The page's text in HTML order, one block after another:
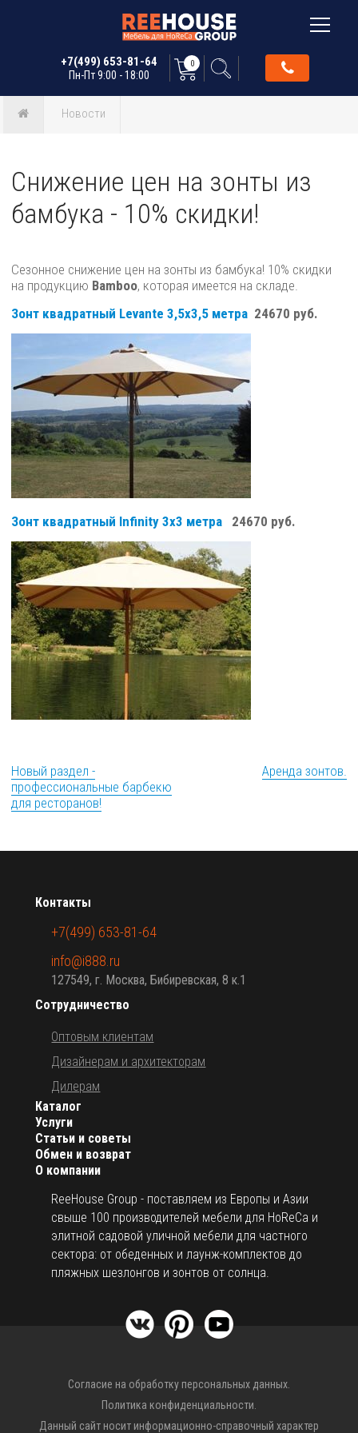
+7(499) 653-81-64
Пн-Пт 9:00 - 18:00
0
Новости
Снижение цен на зонты из
бамбука - 10% скидки!
Сезонное снижение цен на зонты из бамбука! 10% скидки
на продукцию Bamboo, которая имеется на складе.
Зонт квадратный Levante 3,5х3,5 метра 24670 руб.
Зонт квадратный Infinity 3х3 метра 24670 руб.
Новый раздел -
профессиональные барбекю
для ресторанов!
Аренда зонтов.
О компании
ReeHouse Group - поставляем из Европы и Азии
свыше 100 производителей мебели для HoReCa и
элитной садовой уличной мебели для частного
сектора: от обеденных и лаунж-комплектов до
пляжных шезлонгов и зонтов от солнца.
Каталог
Услуги
Статьи и советы
Обмен и возврат
Сотрудничество
Оптовым клиентам
Дизайнерам и архитекторам
Дилерам
Контакты
+7(499) 653-81-64
info@i888.ru
127549, г. Москва, Бибиревская, 8 к.1
Согласие на обработку персональных данных.
Политика конфиденциальности.
Данный сайт носит информационно-справочный характер